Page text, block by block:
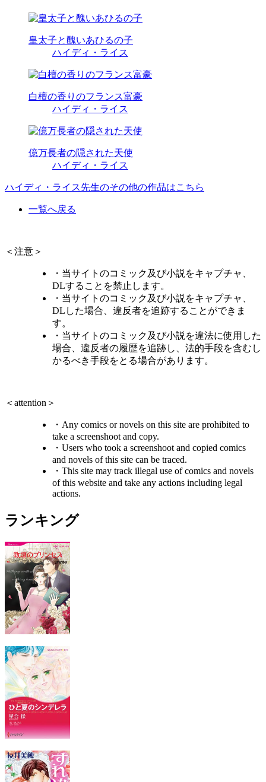
皇太子と醜いあひるの子
ハイディ・ライス
白檀の香りのフランス富豪
ハイディ・ライス
億万長者の隠された天使
ハイディ・ライス
ハイディ・ライス先生のその他の作品はこちら
一覧へ戻る
＜注意＞
・当サイトのコミック及び小説をキャプチャ、
DLすることを禁止します。
・当サイトのコミック及び小説をキャプチャ、
DLした場合、違反者を追跡することができま
す。
・当サイトのコミック及び小説を違法に使用した
場合、違反者の履歴を追跡し、法的手段を含むし
かるべき手段をとる場合があります。
＜attention＞
・Any comics or novels on this site are prohibited to
take a screenshoot and copy.
・Users who took a screenshoot and copied comics
and novels of this site can be traced.
・This site may track illegal use of comics and novels
of this website and take any actions including legal
actions.
ランキング